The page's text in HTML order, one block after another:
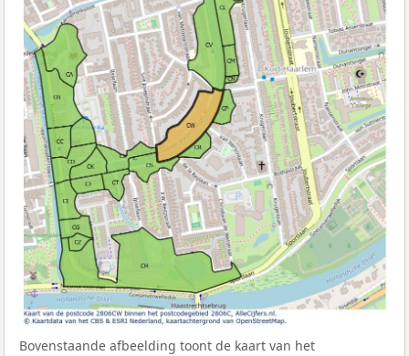
Bovenstaande afbeelding toont de kaart van het